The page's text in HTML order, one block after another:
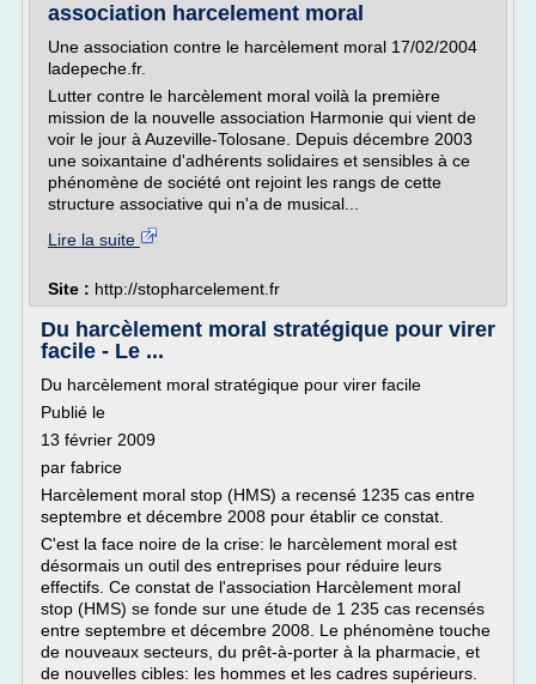
association harcelement moral
Une association contre le harcèlement moral 17/02/2004
ladepeche.fr.
Lutter contre le harcèlement moral voilà la première
mission de la nouvelle association Harmonie qui vient de
voir le jour à Auzeville-Tolosane. Depuis décembre 2003
une soixantaine d'adhérents solidaires et sensibles à ce
phénomène de société ont rejoint les rangs de cette
structure associative qui n'a de musical...
Lire la suite
Site : http://stopharcelement.fr
Du harcèlement moral stratégique pour virer
facile - Le ...
Du harcèlement moral stratégique pour virer facile
Publié le
13 février 2009
par fabrice
Harcèlement moral stop (HMS) a recensé 1235 cas entre
septembre et décembre 2008 pour établir ce constat.
C'est la face noire de la crise: le harcèlement moral est
désormais un outil des entreprises pour réduire leurs
effectifs. Ce constat de l'association Harcèlement moral
stop (HMS) se fonde sur une étude de 1 235 cas recensés
entre septembre et décembre 2008. Le phénomène touche
de nouveaux secteurs, du prêt-à-porter à la pharmacie, et
de nouvelles cibles: les hommes et les cadres supérieurs.